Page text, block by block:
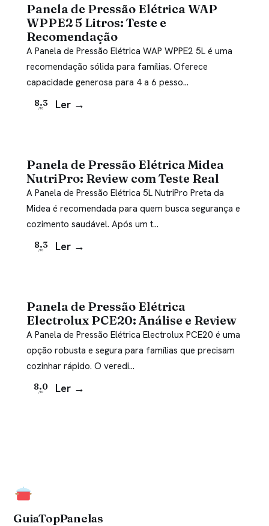
Panela de Pressão Elétrica WAP
WPPE2 5 Litros: Teste e
Recomendação
A Panela de Pressão Elétrica WAP WPPE2 5L é uma
recomendação sólida para famílias. Oferece
capacidade generosa para 4 a 6 pesso…
8.3
/10 Ler →
Panela de Pressão Elétrica Midea
NutriPro: Review com Teste Real
A Panela de Pressão Elétrica 5L NutriPro Preta da
Midea é recomendada para quem busca segurança e
cozimento saudável. Após um t…
8.3
/10 Ler →
Panela de Pressão Elétrica
Electrolux PCE20: Análise e Review
A Panela de Pressão Elétrica Electrolux PCE20 é uma
opção robusta e segura para famílias que precisam
cozinhar rápido. O veredi…
8.0
/10 Ler →
GuiaTopPanelas